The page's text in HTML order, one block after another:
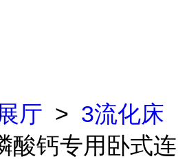
厅 > 3流化床
酸钙专用卧式连